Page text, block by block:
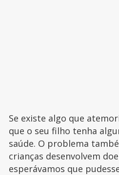
Se existe algo que
que o seu filho tenha
saúde. O problema
crianças desenvolvem
esperávamos que